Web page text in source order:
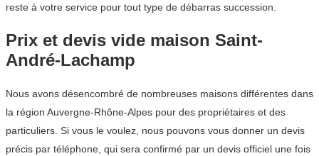
reste à votre service pour tout type de débarras succession.
Prix et devis vide maison Saint-
André-Lachamp
Nous avons désencombré de nombreuses maisons différentes dans
la région Auvergne-Rhône-Alpes pour des propriétaires et des
particuliers. Si vous le voulez, nous pouvons vous donner un devis
précis par téléphone, qui sera confirmé par un devis officiel une fois